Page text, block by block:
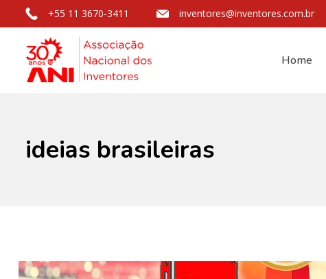
+55 11 3670-3411 inventores@inventores.com.br
Home
ideias brasileiras